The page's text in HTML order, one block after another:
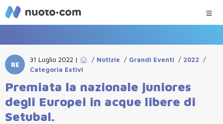
RE
31 Luglio 2022 | / Notizie / Grandi Eventi / 2022 /
Categoria Estivi
Premiata la nazionale juniores
degli Europei in acque libere di
Setubal.